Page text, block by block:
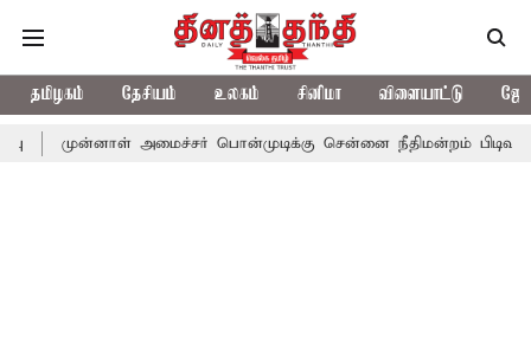
தமிழகம் தேசியம் உலகம் சினிமா விளையாட்டு
அமைச்சர் பொன்முடிக்கு சென்னை நீதிமன்றம் பிடிவாராண்ட்